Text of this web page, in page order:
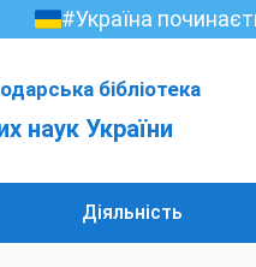
#Україна
бібліотека
наук України
Діяльність